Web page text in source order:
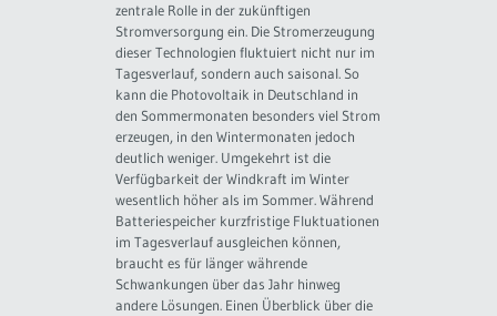
zentrale Rolle in der zukünftigen
Stromversorgung ein. Die Stromerzeugung
dieser Technologien fluktuiert nicht nur im
Tagesverlauf, sondern auch saisonal. So
kann die Photovoltaik in Deutschland in
den Sommermonaten besonders viel Strom
erzeugen, in den Wintermonaten jedoch
deutlich weniger. Umgekehrt ist die
Verfügbarkeit der Windkraft im Winter
wesentlich höher als im Sommer. Während
Batteriespeicher kurzfristige Fluktuationen
im Tagesverlauf ausgleichen können,
braucht es für länger währende
Schwankungen über das Jahr hinweg
andere Lösungen. Einen Überblick über die